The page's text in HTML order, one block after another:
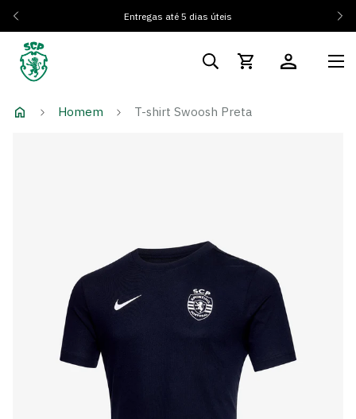
Entregas até 5 dias úteis
Homem T-shirt Swoosh Preta